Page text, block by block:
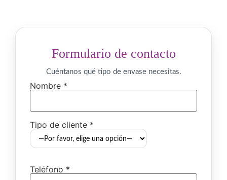
Formulario de contacto
Cuéntanos qué tipo de envase necesitas.
Nombre *
Tipo de cliente *
Teléfono *